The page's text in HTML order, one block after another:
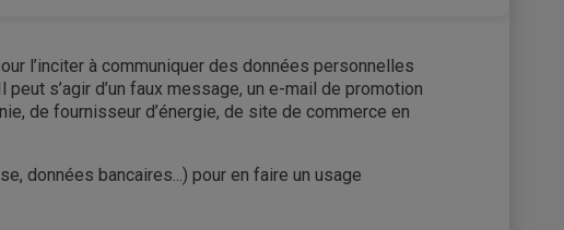
l’inciter à communiquer des données personnelles
s’agir d’un faux message, un e-mail de promotion
de fournisseur d’énergie, de site de commerce en
données bancaires...) pour en faire un usage